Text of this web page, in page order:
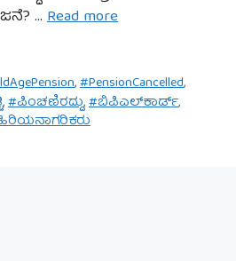
… Read more
,#PensionCancelled,
,#ಪಿಂಚಣಿರದ್ದು,#ಬಿಪಿಎಲ್‌ಕಾರ್ಡ್,